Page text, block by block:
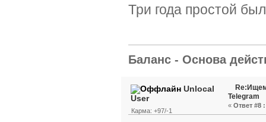
Три года простой
Баланс - Основа
Unlocal
User
Карма: +97/-1
Telegram
« Ответ #8 :